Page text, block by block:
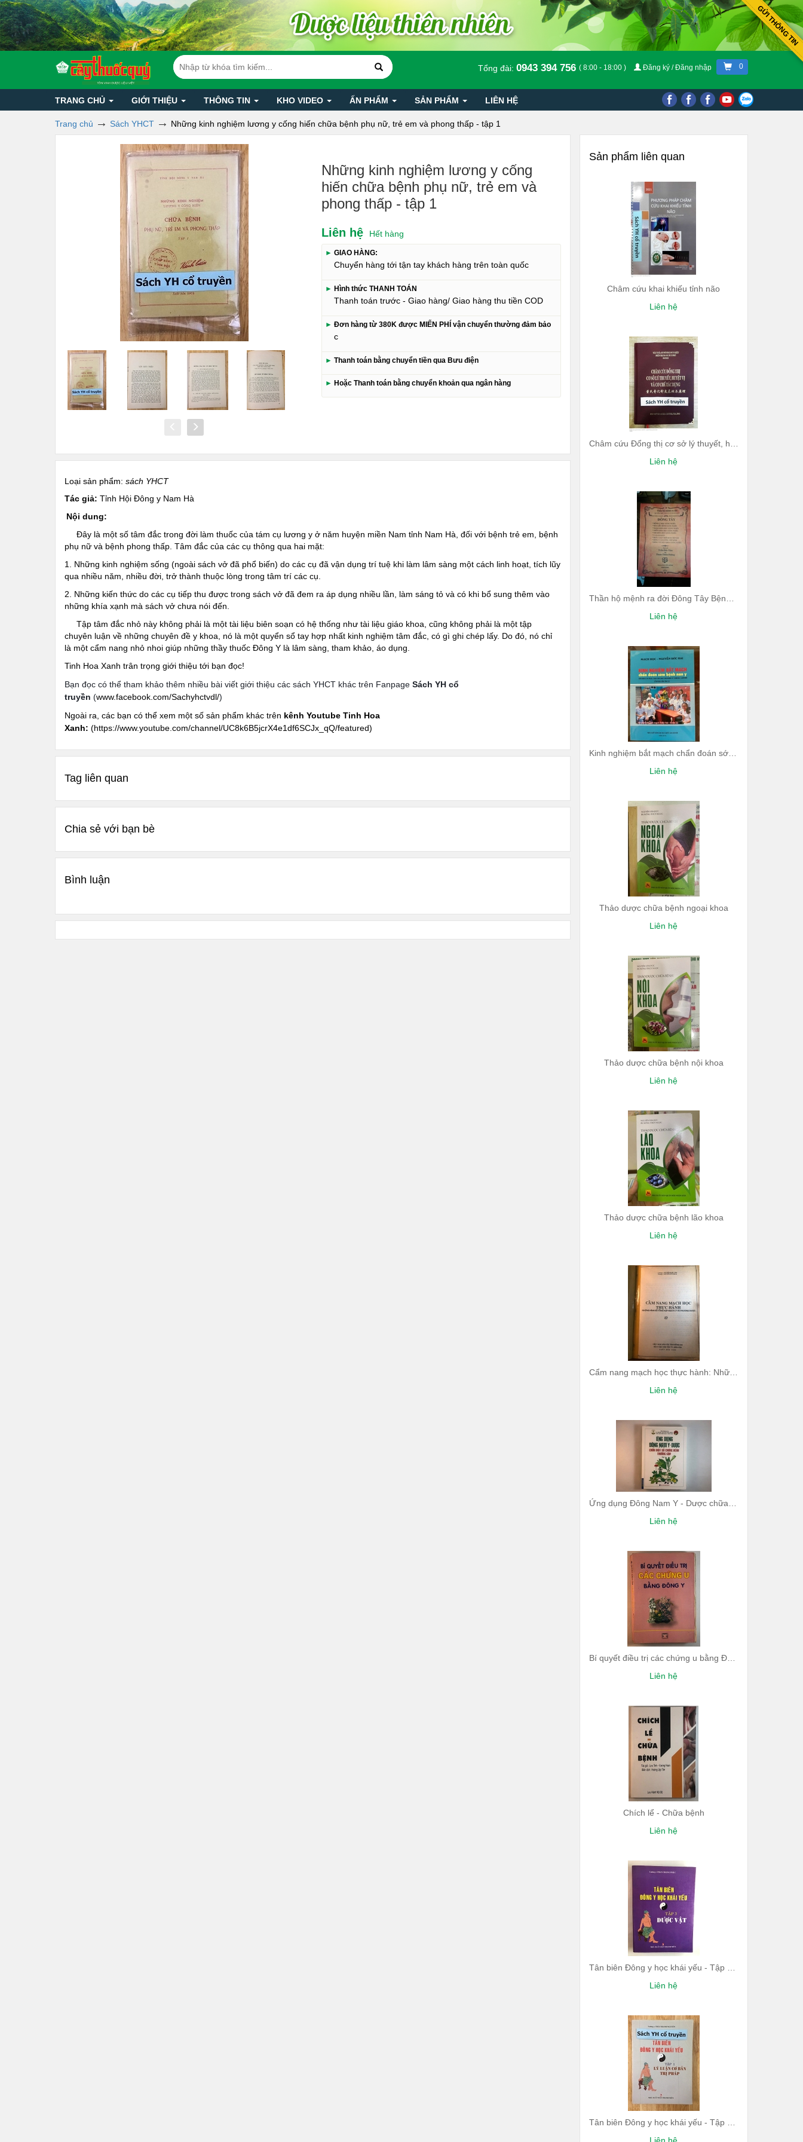
Tổng đài: 0943 394 756 ( 8:00 - 18:00 ) Đăng ký / Đăng nhập 0
GỬI THÔNG TIN
TRANG CHỦ GIỚI THIỆU THÔNG TIN KHO VIDEO ẤN PHẨM SẢN PHẨM LIÊN HỆ
Trang chủ Sách YHCT Những kinh nghiệm lương y cống hiến chữa bệnh phụ nữ, trẻ em và phong thấp - tập 1
Những kinh nghiệm lương y cống
hiến chữa bệnh phụ nữ, trẻ em và
phong thấp - tập 1
Liên hệ Hết hàng
► GIAO HÀNG:
Chuyển hàng tới tận tay khách hàng trên toàn quốc
► Hình thức THANH TOÁN
Thanh toán trước - Giao hàng/ Giao hàng thu tiền COD
► Đơn hàng từ 380K được MIẾN PHÍ vận chuyển thường đảm bảo
c
► Thanh toán bằng chuyển tiền qua Bưu điện
► Hoặc Thanh toán bằng chuyển khoản qua ngân hàng
Loại sản phẩm: sách YHCT
Tác giả: Tỉnh Hội Đông y Nam Hà
Nội dung:
Đây là một số tâm đắc trong đời làm thuốc của tám cụ lương y ở năm huyện miền Nam tỉnh Nam Hà, đối với bệnh trẻ em, bệnh
phụ nữ và bệnh phong thấp. Tâm đắc của các cụ thông qua hai mặt:
1. Những kinh nghiệm sống (ngoài sách vở đã phổ biến) do các cụ đã vận dụng trí tuệ khi làm lâm sàng một cách linh hoạt, tích lũy
qua nhiều năm, nhiều đời, trở thành thuộc lòng trong tâm trí các cụ.
2. Những kiến thức do các cụ tiếp thu được trong sách vở đã đem ra áp dụng nhiều lần, làm sáng tỏ và có khi bổ sung thêm vào
những khía xạnh mà sách vở chưa nói đến.
Tập tâm đắc nhỏ này không phải là một tài liệu biên soạn có hệ thống như tài liệu giáo khoa, cũng không phải là một tập
chuyên luận về những chuyên đề y khoa, nó là một quyển sổ tay hợp nhất kinh nghiệm tâm đắc, có gì ghi chép lấy. Do đó, nó chỉ
là một cẩm nang nhỏ nhoi giúp những thầy thuốc Đông Y là lâm sàng, tham khảo, áo dụng.
Tinh Hoa Xanh trân trọng giới thiệu tới bạn đọc!
Bạn đọc có thể tham khảo thêm nhiều bài viết giới thiệu các sách YHCT khác trên Fanpage Sách YH cổ
truyền (www.facebook.com/Sachyhctvdl/)
Ngoài ra, các bạn có thể xem một số sản phẩm khác trên kênh Youtube Tinh Hoa
Xanh: (https://www.youtube.com/channel/UC8k6B5jcrX4e1df6SCJx_qQ/featured)
Tag liên quan
Chia sẻ với bạn bè
Bình luận
Sản phẩm liên quan
Châm cứu khai khiếu tỉnh não
Liên hệ
Liên hệ
Liên hệ
Kinh nghiệm bắt mạch chẩn đoán sớm bệnh nan y
Liên hệ
Thảo dược chữa bệnh ngoại khoa
Liên hệ
Thảo dược chữa bệnh nội khoa
Liên hệ
Thảo dược chữa bệnh lão khoa
Liên hệ
Cẩm nang mạch học thực hành: Những hình đồ tổng hợp mạch lí và phương dược
Liên hệ
Liên hệ
Bí quyết điều trị các chứng u bằng Đông y
Liên hệ
Chích lể - Chữa bệnh
Liên hệ
Liên hệ
Liên hệ